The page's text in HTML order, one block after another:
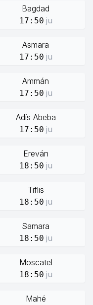
Bagdad
17:50 ju
Asmara
17:50 ju
Ammán
17:50 ju
Adís Abeba
17:50 ju
Ereván
18:50 ju
Tiflis
18:50 ju
Samara
18:50 ju
Moscatel
18:50 ju
Mahé